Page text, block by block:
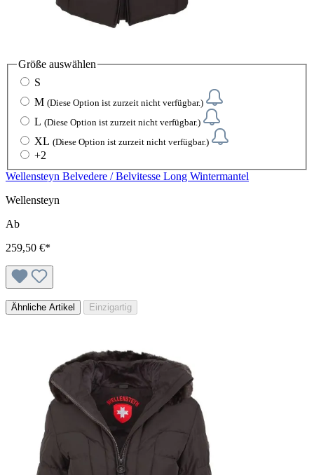
Größe auswählen
S
M (Diese Option ist zurzeit nicht verfügbar.)
L (Diese Option ist zurzeit nicht verfügbar.)
XL (Diese Option ist zurzeit nicht verfügbar.)
+2
Wellensteyn Belvedere / Belvitesse Long Wintermantel
Wellensteyn
Ab
259,50 €*
Ähnliche Artikel Einzigartig